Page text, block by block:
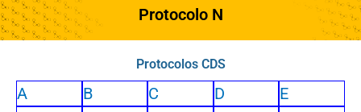
Protocolo N
Protocolos CDS
A B C D
E